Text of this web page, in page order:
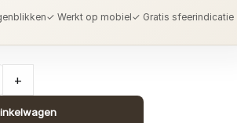
✓ Werkt op mobiel✓ Gratis sfeerindicatie
+